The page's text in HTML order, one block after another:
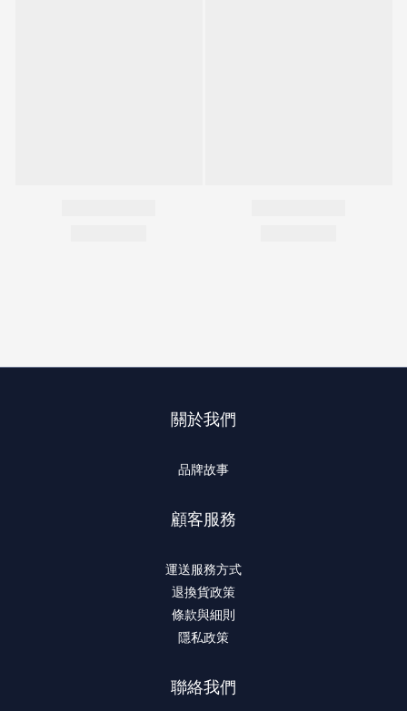
關於我們
品牌故事
顧客服務
運送服務方式
退換貨政策
條款與細則
隱私政策
聯絡我們